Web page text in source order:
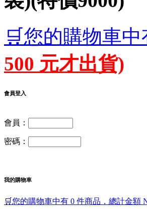
🛒您的購物車
500 元才出貨)
會員登入
會員：
密碼：
我的購物車
🛒您的購物車中有 0 件商品，總計金額